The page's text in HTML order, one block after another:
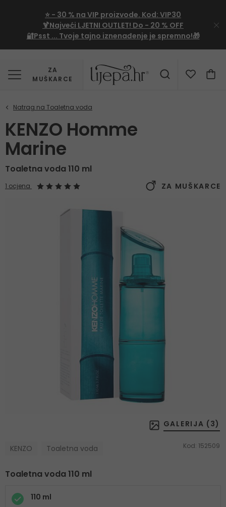
⭐ - 30 % na VIP proizvode. Kod: VIP30
🍹Najveći LJETNI OUTLET! Do - 20 % OFF
🔐Psst ... Tvoje tajno iznenađenje je spremno!🎁
ZA
MUŠKARCE
KENZO Homme
Marine
Toaletna voda 110 ml
ZA MUŠKARCE
1 ocjena
GALERIJA ( 3)
KENZO Toaletna voda Kod: 152509
Toaletna voda 110 ml
110 ml